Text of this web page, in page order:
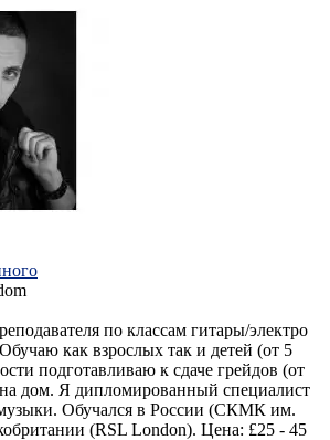
по классам гитары/электро
как взрослых так и детей (от 5
подготавливаю к сдаче грейдов (от
дом. Я дипломированный специалист
Обучался в России (СКМК им.
(RSL London). Цена: £25 - 45